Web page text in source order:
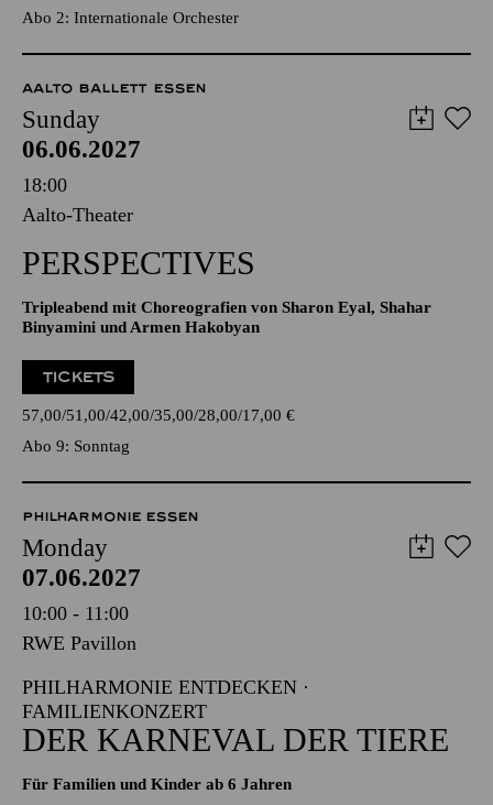
Abo 2: Internationale Orchester
AALTO BALLETT ESSEN
Sunday
06.06.2027
18:00
Aalto-Theater
PERSPECTIVES
Tripleabend mit Choreografien von Sharon Eyal, Shahar
Binyamini und Armen Hakobyan
TICKETS
57,00 51,00 42,00 35,00 28,00 17,00 €
Abo 9: Sonntag
PHILHARMONIE ESSEN
Monday
07.06.2027
10:00 - 11:00
RWE Pavillon
PHILHARMONIE ENTDECKEN ·
FAMILIENKONZERT
DER KARNEVAL DER TIERE
Für Familien und Kinder ab 6 Jahren